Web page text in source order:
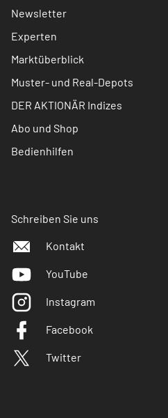
Newsletter
Experten
Marktüberblick
Muster- und Real-Depots
DER AKTIONÄR Indizes
Abo und Shop
Bedienhilfen
Schreiben Sie uns
Kontakt
YouTube
Instagram
Facebook
Twitter